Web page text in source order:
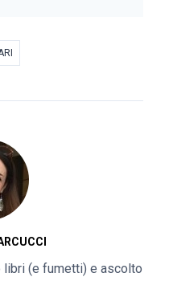
libri (e fumetti) e ascolto